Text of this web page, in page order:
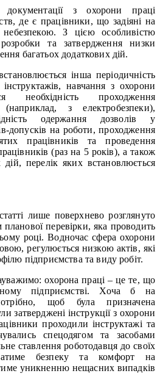
документації з охорони праці
де є працівники, що задіяні на
З цією особливістю
розробки та затвердження низки
багатьох додаткових дій.
інша періодичність
навчання з охорони
необхідність проходження
з електробезпеки),
одержання дозволів у
допусків на роботи, проходження
працівників та проведення
(раз на 5 років), а також
перелік яких встановлюється
лише поверхнево розглянуто
перевірки, яка проводить
році. Водночас сфера охорони
регулюється низкою актів, які
підприємства та виду робіт.
охорона праці – це те, що
підприємстві. Хоча б на
щоб була призначена
затверджені інструкції з охорони
проходили інструктажі та
спецодягом та засобами
ставлення роботодавця до своїх
безпеку та комфорт на
уникненню нещасних випадків